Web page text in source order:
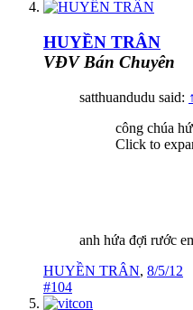
HUYỀN TRÂN
VĐV Bán Chuyên
satthuandudu said: ↑
công chúa
Click to
anh hứa đợi rước
HUYỀN TRÂN, 8/5/12
#104